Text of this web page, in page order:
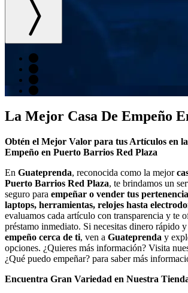
La Mejor Casa De Empeño
Obtén el Mejor Valor para tus Artículos en
Empeño en Puerto Barrios Red Plaza
En Guateprenda, reconocida como la mejor
Puerto Barrios Red Plaza, te brindamos un
seguro para empeñar o vender tus
laptops, herramientas, relojes hasta
evaluamos cada artículo con transparencia y te
préstamo inmediato. Si necesitas dinero rápido y
empeño cerca de ti, ven a Guateprenda y
opciones. ¿Quieres más información? Visita
¿Qué puedo empeñar? para saber más
Encuentra Gran Variedad en Nuestra